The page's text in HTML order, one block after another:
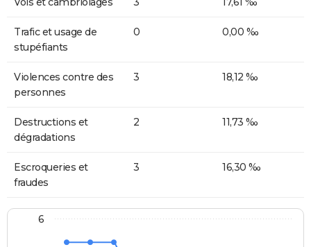
Trafic et usage de
stupéfiants
0 0,00 ‰
Violences contre des
personnes
3 18,12 ‰
Destructions et
dégradations
2 11,73 ‰
Escroqueries et
fraudes
3 16,30 ‰
6